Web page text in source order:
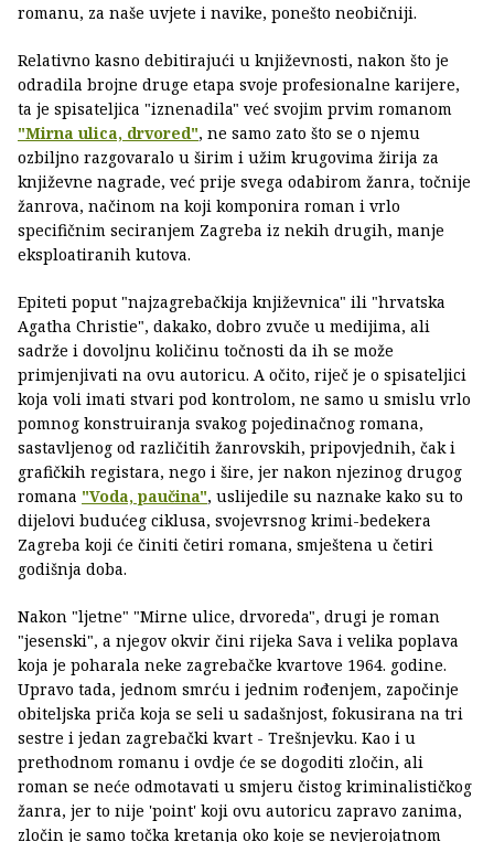
romanu, za naše uvjete i navike, ponešto neobičniji.
Relativno kasno debitirajući u književnosti, nakon što je
odradila brojne druge etapa svoje profesionalne karijere,
ta je spisateljica "iznenadila" već svojim prvim romanom
"Mirna ulica, drvored", ne samo zato što se o njemu
ozbiljno razgovaralo u širim i užim krugovima žirija za
književne nagrade, već prije svega odabirom žanra, točnije
žanrova, načinom na koji komponira roman i vrlo
specifičnim seciranjem Zagreba iz nekih drugih, manje
eksploatiranih kutova.
Epiteti poput "najzagrebačkija književnica" ili "hrvatska
Agatha Christie", dakako, dobro zvuče u medijima, ali
sadrže i dovoljnu količinu točnosti da ih se može
primjenjivati na ovu autoricu. A očito, riječ je o spisateljici
koja voli imati stvari pod kontrolom, ne samo u smislu vrlo
pomnog konstruiranja svakog pojedinačnog romana,
sastavljenog od različitih žanrovskih, pripovjednih, čak i
grafičkih registara, nego i šire, jer nakon njezinog drugog
romana "Voda, paučina", uslijedile su naznake kako su to
dijelovi budućeg ciklusa, svojevrsnog krimi-bedekera
Zagreba koji će činiti četiri romana, smještena u četiri
godišnja doba.
Nakon "ljetne" "Mirne ulice, drvoreda", drugi je roman
"jesenski", a njegov okvir čini rijeka Sava i velika poplava
koja je poharala neke zagrebačke kvartove 1964. godine.
Upravo tada, jednom smrću i jednim rođenjem, započinje
obiteljska priča koja se seli u sadašnjost, fokusirana na tri
sestre i jedan zagrebački kvart - Trešnjevku. Kao i u
prethodnom romanu i ovdje će se dogoditi zločin, ali
roman se neće odmotavati u smjeru čistog kriminalističkog
žanra, jer to nije 'point' koji ovu autoricu zapravo zanima,
zločin je samo točka kretanja oko koje se nevjerojatnom